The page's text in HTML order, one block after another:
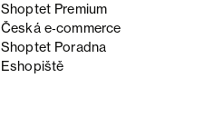
Shoptet Premium
Česká e‑commerce
Shoptet Poradna
Eshopiště